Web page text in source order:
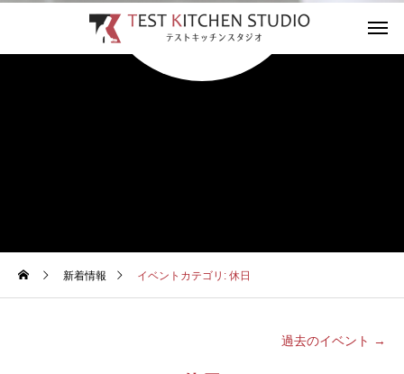
新着情報 イベントカテゴリ: 休日
過去のイベント →